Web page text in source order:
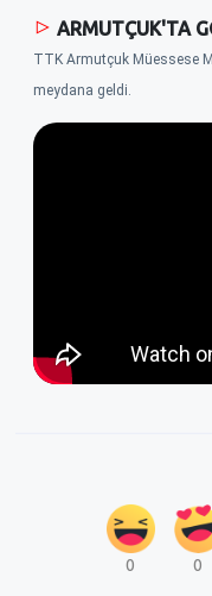
ARMUTÇUK'TA
TTK Armutçuk Müessese
meydana geldi.
0 0